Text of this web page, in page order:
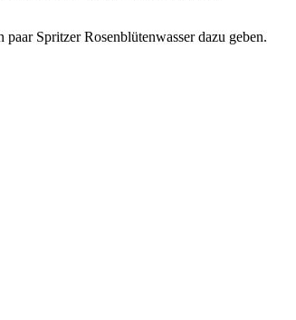
Spritzer Rosenblütenwasser dazu geben.